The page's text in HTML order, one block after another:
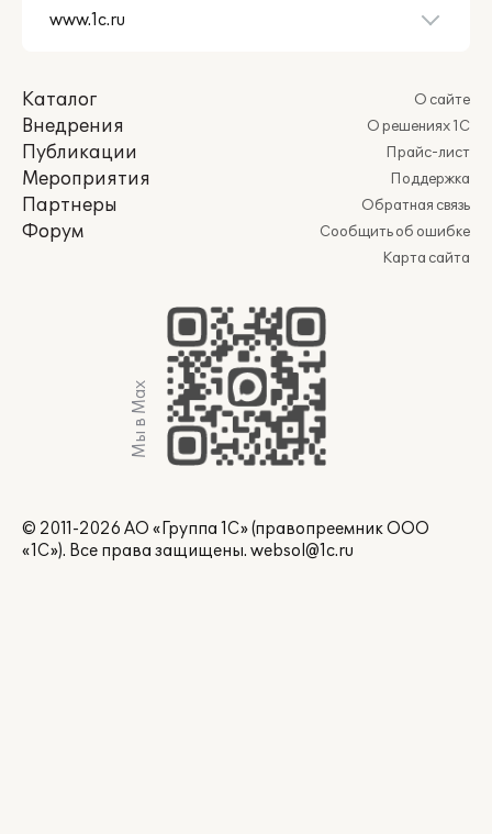
Каталог
Внедрения
Публикации
Мероприятия
Партнеры
Форум
О сайте
О решениях 1С
Прайс-лист
Поддержка
Обратная связь
Сообщить об ошибке
Карта сайта
Мы в Max
© 2011-2026 АО «Группа 1С» (правопреемник ООО
«1С»). Все права защищены. websol@1c.ru